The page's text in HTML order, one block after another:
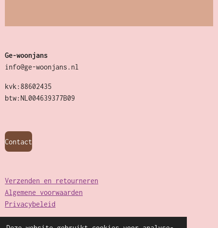
Ge-woonjans
info@ge-woonjans.nl
kvk:88602435
btw:NL004639377B09
Contact
Verzenden en retourneren
Algemene voorwaarden
Privacybeleid